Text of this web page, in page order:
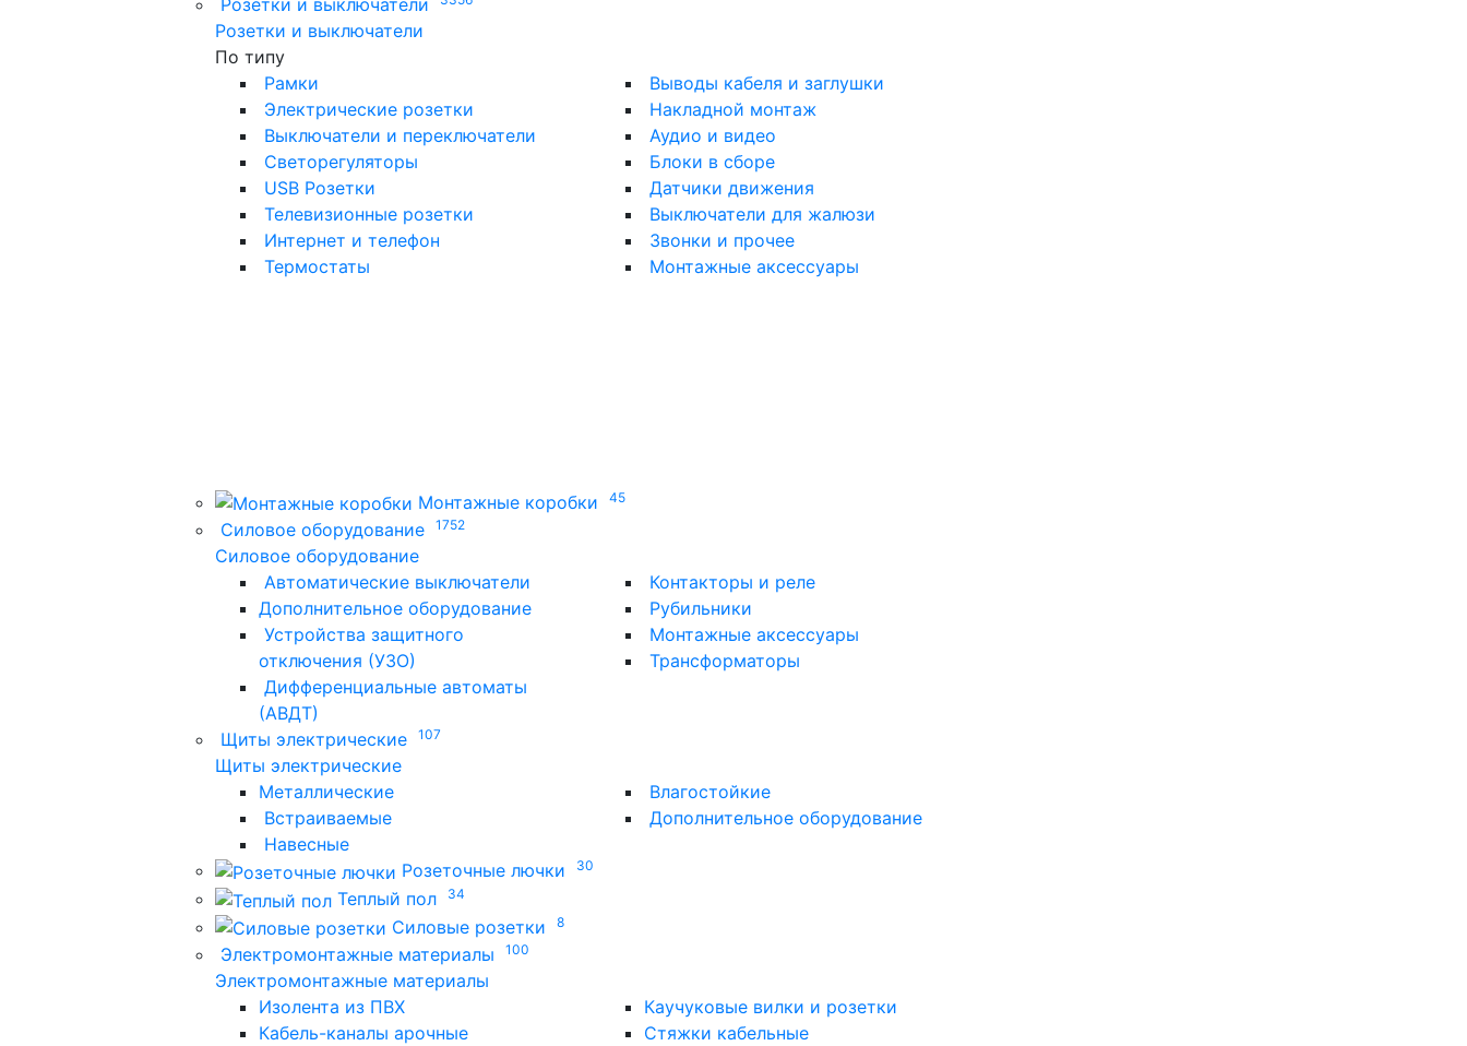
Розетки и выключатели
По типу
Рамки
Электрические розетки
Выключатели и переключатели
Светорегуляторы
USB Розетки
Телевизионные розетки
Интернет и телефон
Термостаты
Выводы кабеля и заглушки
Накладной монтаж
Аудио и видео
Блоки в сборе
Датчики движения
Выключатели для жалюзи
Звонки и прочее
Монтажные аксессуары
Монтажные коробки
45
Силовое оборудование 1752
Силовое оборудование
Автоматические выключатели
Дополнительное оборудование
Устройства защитного
отключения (УЗО)
Дифференциальные автоматы
(АВДТ)
Контакторы и реле
Рубильники
Монтажные аксессуары
Трансформаторы
Щиты электрические 107
Щиты электрические
Металлические
Встраиваемые
Навесные
Влагостойкие
Дополнительное оборудование
Розеточные лючки 30
Теплый пол 34
Силовые розетки 8
Электромонтажные материалы 100
Электромонтажные материалы
Изолента из ПВХ
Кабель-каналы арочные
Каучуковые вилки и розетки
Стяжки кабельные